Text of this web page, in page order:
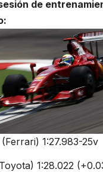
de
1:27.983-25v
1:28.022